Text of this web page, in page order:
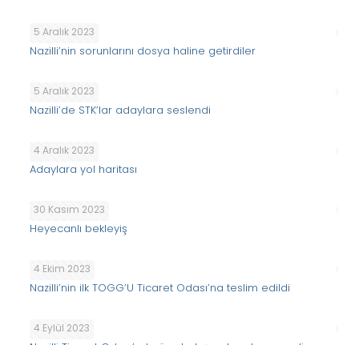
5 Aralık 2023
Nazilli’nin sorunlarını dosya haline getirdiler
5 Aralık 2023
Nazilli’de STK’lar adaylara seslendi
4 Aralık 2023
Adaylara yol haritası
30 Kasım 2023
Heyecanlı bekleyiş
4 Ekim 2023
Nazilli’nin ilk TOGG’U Ticaret Odası’na teslim edildi
4 Eylül 2023